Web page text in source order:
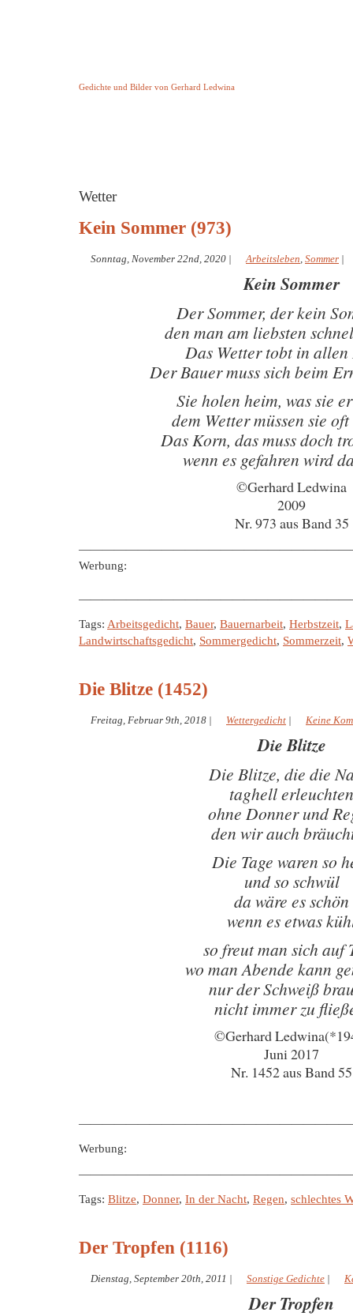
Gedichte und Bilder von Gerhard Ledwina
Wetter
Kein Sommer (973)
Sonntag, November 22nd, 2020 | Arbeitsleben, Sommer |
Kein Sommer
Der Sommer, der kein
den man am liebsten
Das Wetter tobt in allen
Der Bauer muss sich beim
Sie holen heim, was sie
dem Wetter müssen sie
Das Korn, das muss doch
wenn es gefahren wird
©Gerhard Ledwina
2009
Nr. 973 aus Band 35
Werbung:
Tags: Arbeitsgedicht, Bauer, Bauernarbeit, Herbstzeit,
Landwirtschaftsgedicht, Sommergedicht, Sommerzeit,
Die Blitze (1452)
Freitag, Februar 9th, 2018 | Wettergedicht | Keine
Die Blitze
Die Blitze, die die
taghell erleuchten
ohne Donner und
den wir auch
Die Tage waren so
und so schwül
da wäre es schön
wenn es etwas
so freut man sich auf
wo man Abende kann
nur der Schweiß
nicht immer zu
©Gerhard
Juni 2017
Nr. 1452 aus Band 55
Werbung:
Tags: Blitze, Donner, In der Nacht, Regen, schlechtes
Der Tropfen (1116)
Dienstag, September 20th, 2011 | Sonstige Gedichte |
Der Tropfen